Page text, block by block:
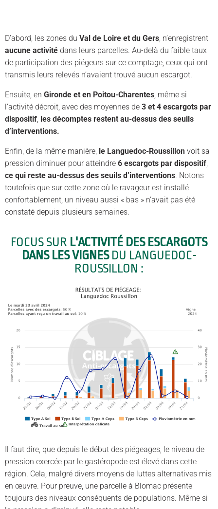
D’abord, les zones du Val de Loire et du Gers , n’enregistrent
aucune activité dans leurs parcelles. Au-delà du faible taux
de participation des piégeurs sur ce comptage, ceux qui ont
transmis leurs relevés n’avaient trouvé aucun escargot.
Ensuite, en Gironde et en Poitou-Charentes , même si
l’activité décroit, avec des moyennes de 3 et 4 escargots par
dispositif les décomptes restent au-dessus des seuils
d’interventions.
Enfin, de la même manière, le Languedoc-Roussillon voit sa
pression diminuer pour atteindre 6 escargots par dispositif
ce qui reste au-dessus des seuils d’interventions. Notons
toutefois que sur cette zone où le ravageur est installé
confortablement, un niveau aussi « bas » n’avait pas été
constaté depuis plusieurs semaines.
FOCUS SUR L'ACTIVITÉ DES ESCARGOTS
DANS LES VIGNESDU LANGUEDOC-
ROUSSILLON :
Il faut dire, que depuis le début des piégeages, le niveau de
pression exercée par le gastéropode est élevé dans cette
région. Cela, malgré divers moyens de luttes alternatives mis
en œuvre. Pour preuve, une parcelle à Blomac présente
toujours des niveaux conséquents de populations. Même si